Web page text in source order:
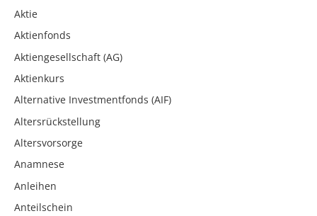
Aktie
Aktienfonds
Aktiengesellschaft (AG)
Aktienkurs
Alternative Investmentfonds (AIF)
Altersrückstellung
Altersvorsorge
Anamnese
Anleihen
Anteilschein